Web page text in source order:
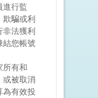
進行監
騙或利
非法獲利
結您帳號
所有和
或被取消
為有效投